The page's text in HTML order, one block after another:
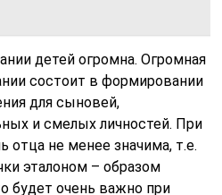
детей огромна. Огромная
состоит в формировании
для сыновей,
и смелых личностей. При
отца не менее значима, т.е.
эталоном – образом
будет очень важно при